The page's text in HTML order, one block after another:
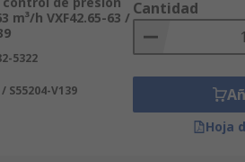
m³/h VXF42.65-63 /
5322
S55204-V139
Cantidad
Hoja